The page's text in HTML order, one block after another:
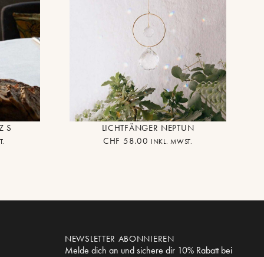
S
LICHTFÄNGER NEPTUN
CHF 58.00 INKL. MWST.
NEWSLETTER ABONNIEREN
Melde dich an und sichere dir 10% Rabatt bei